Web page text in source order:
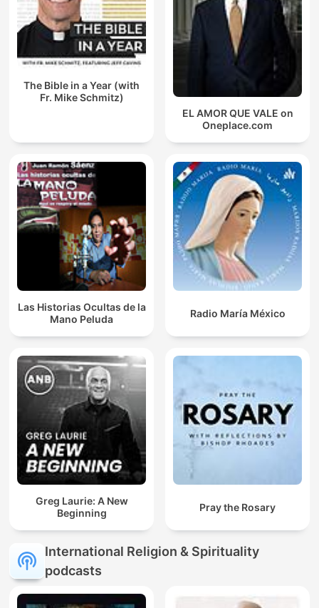
The Bible in a Year (with
Fr. Mike Schmitz)
EL AMOR QUE VALE on
Oneplace.com
Las Historias Ocultas de la
Mano Peluda
Radio María México
Greg Laurie: A New
Beginning
Pray the Rosary
International Religion & Spirituality
podcasts